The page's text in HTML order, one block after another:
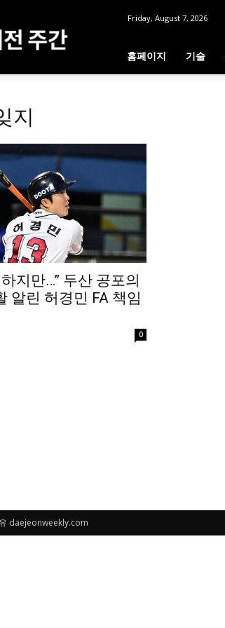
Friday, August 7, 2026
홈페이지 기술
지
지만…” 두산 공포의
알린 허경민 FA 책임
0
daejeonweekly.com